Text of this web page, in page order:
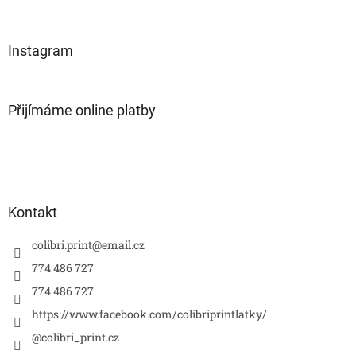
Instagram
Přijímáme online platby
Kontakt
colibri.print@email.cz
774 486 727
774 486 727
https://www.facebook.com/colibriprintlatky/
@colibri_print.cz